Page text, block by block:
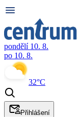
pondělí 10. 8.
po 10. 8.
32°C
Přihlášení